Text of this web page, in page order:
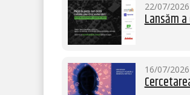
22/07/2026
Lansăm
16/07/2026